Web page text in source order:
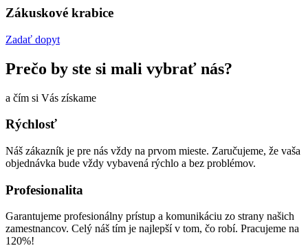
Zákuskové krabice
Zadať dopyt
Prečo by ste si mali vybrať nás?
a čím si Vás získame
Rýchlosť
Náš zákazník je pre nás vždy na prvom mieste. Zaručujeme, že vaša
objednávka bude vždy vybavená rýchlo a bez problémov.
Profesionalita
Garantujeme profesionálny prístup a komunikáciu zo strany našich
zamestnancov. Celý náš tím je najlepší v tom, čo robí. Pracujeme na
120%!